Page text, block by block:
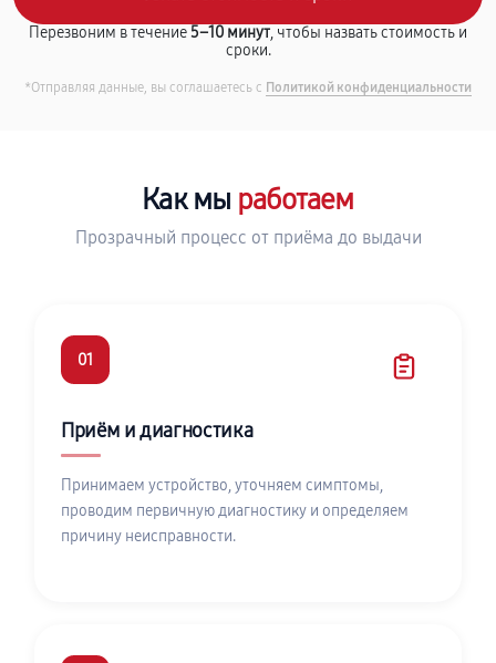
Перезвоним в течение5–10 минут, чтобы назвать стоимость и
сроки.
*Отправляя данные, вы соглашаетесь с Политикой конфиденциальности
Как мы работаем
Прозрачный процесс от приёма до выдачи
01
Приём и диагностика
Принимаем устройство, уточняем симптомы,
проводим первичную диагностику и определяем
причину неисправности.